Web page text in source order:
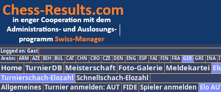
Logged on: Gast
Arabic ARM AZE BIH BUL CAT CHN CRO CZE DEN ENG ESP FAI FIN FRA GER GRE INA
Home TurnierDB Meisterschaft Foto-Galerie Meldekartei
Turnierschach-Elozahl Schnellschach-Elozahl
Allgemeines Turnier anmelden: AUT FIDE Spieler anmelden Elo